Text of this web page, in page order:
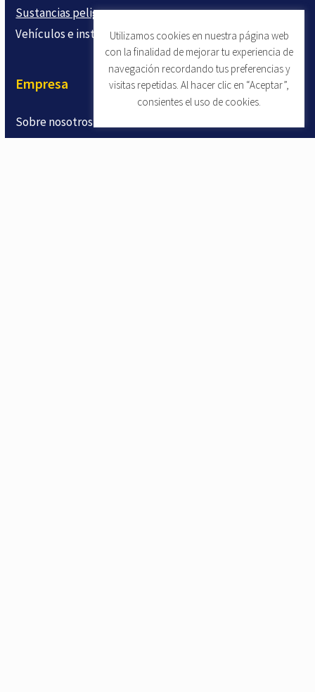
Sustancias peligrosas
Vehículos e instalaciones
Empresa
Sobre nosotros
Contacto
Utilizamos cookies en nuestra página web
con la finalidad de mejorar tu experiencia de
navegación recordando tus preferencias y
visitas repetidas. Al hacer clic en “Aceptar”,
consientes el uso de cookies.